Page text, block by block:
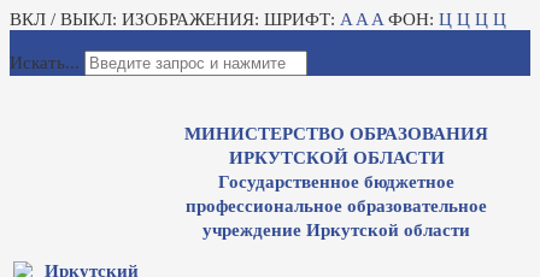
ВКЛ / ВЫКЛ: ИЗОБРАЖЕНИЯ: ШРИФТ: A A A ФОН: Ц Ц Ц Ц
Искать...
МИНИСТЕРСТВО ОБРАЗОВАНИЯ
ИРКУТСКОЙ ОБЛАСТИ
Государственное бюджетное
профессиональное образовательное
учреждение Иркутской области